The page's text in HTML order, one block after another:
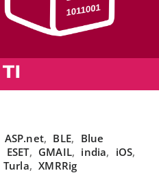
ASP.net, BLE, Blue
ESET, GMAIL, india, iOS,
Turla, XMRRig